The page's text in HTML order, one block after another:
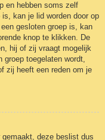
en hebben soms zelf
kan je lid worden door op
gesloten groep is, kan
knop te klikken. De
hij of zij vraagt mogelijk
groep toegelaten wordt,
zij heeft een reden om je
gemaakt, deze beslist dus